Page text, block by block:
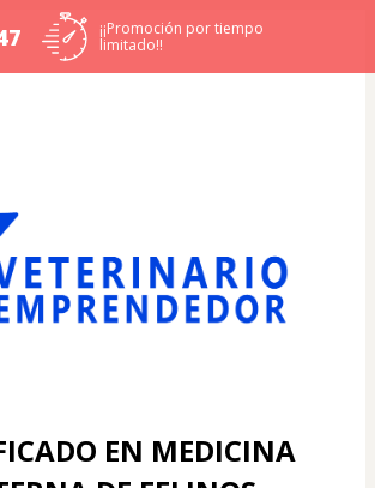
¡¡Promoción por tiempo
limitado!!
EN MEDICINA